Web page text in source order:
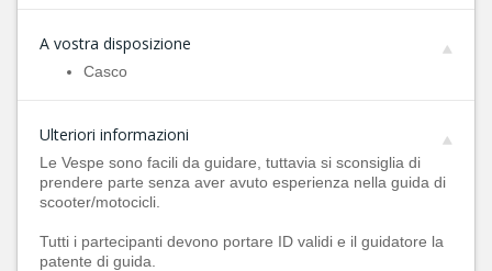
A vostra disposizione
Casco
Ulteriori informazioni
Le Vespe sono facili da guidare, tuttavia si sconsiglia di
prendere parte senza aver avuto esperienza nella guida di
scooter/motocicli.
Tutti i partecipanti devono portare ID validi e il guidatore la
patente di guida.